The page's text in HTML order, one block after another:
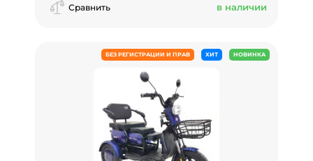
Сравнить в наличии
БЕЗ РЕГИСТРАЦИИ И ПРАВ ХИТ НОВИНКА